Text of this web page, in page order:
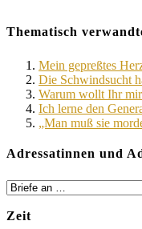
Thematisch
Mein gepreßtes
Die Schwindsucht
Warum wollt Ihr
Ich lerne den
„Man muß sie
Adressatinnen und
Zeit